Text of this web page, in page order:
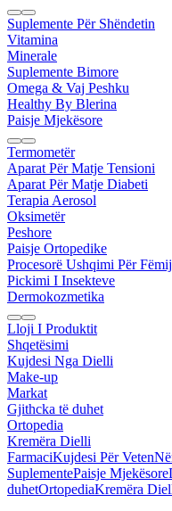
Suplemente Për Shëndetin
Vitamina
Minerale
Suplemente Bimore
Omega & Vaj Peshku
Healthy By Blerina
Paisje Mjekësore
Termometër
Aparat Për Matje Tensioni
Aparat Për Matje Diabeti
Terapia Aerosol
Oksimetër
Peshore
Paisje Ortopedike
Procesorë Ushqimi Për
Pickimi I Insekteve
Dermokozmetika
Lloji I Produktit
Shqetësimi
Kujdesi Nga Dielli
Make-up
Markat
Gjithcka të duhet
Ortopedia
Kremëra Dielli
FarmaciKujdesi Për Veten
SuplementePaisje Mjekësore
duhetOrtopediaKremëra